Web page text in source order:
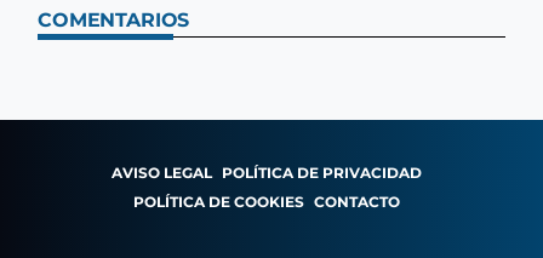
COMENTARIOS
AVISO LEGAL POLÍTICA DE PRIVACIDAD
POLÍTICA DE COOKIES CONTACTO